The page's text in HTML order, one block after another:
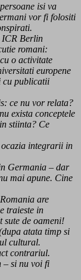
isi va
vor fi folositi
ICR Berlin
romani:
o activitate
europene
cu publicatii
ce nu vor relata?
exista conceptele
stiinta? Ce
ocazia integrarii in
Germania – dar
mai apune. Cine
are
traieste in
sute de oameni!
atata timp si
cultural.
contrariul.
– si nu voi fi